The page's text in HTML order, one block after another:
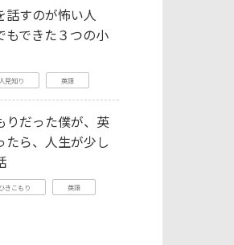
話すのが怖い人
もできた３つの小
人見知り 英語
りだった僕が、英
たら、人生が少し
ひきこもり 英語